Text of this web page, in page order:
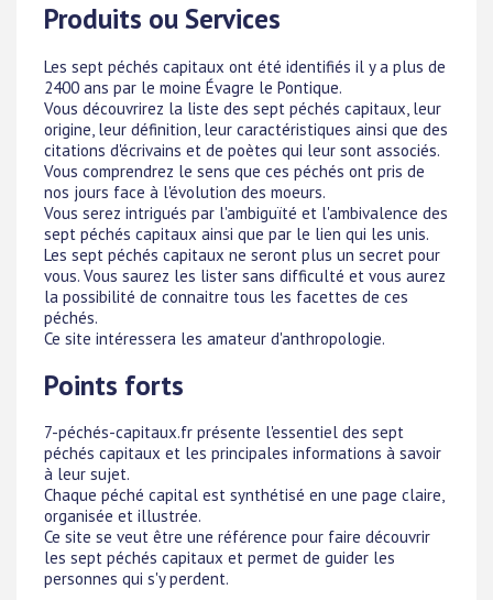
Produits ou Services
Les sept péchés capitaux ont été identifiés il y a plus de
2400 ans par le moine Évagre le Pontique.
Vous découvrirez la liste des sept péchés capitaux, leur
origine, leur définition, leur caractéristiques ainsi que des
citations d'écrivains et de poètes qui leur sont associés.
Vous comprendrez le sens que ces péchés ont pris de
nos jours face à l'évolution des moeurs.
Vous serez intrigués par l'ambiguïté et l'ambivalence des
sept péchés capitaux ainsi que par le lien qui les unis.
Les sept péchés capitaux ne seront plus un secret pour
vous. Vous saurez les lister sans difficulté et vous aurez
la possibilité de connaitre tous les facettes de ces
péchés.
Ce site intéressera les amateur d'anthropologie.
Points forts
7-péchés-capitaux.fr présente l'essentiel des sept
péchés capitaux et les principales informations à savoir
à leur sujet.
Chaque péché capital est synthétisé en une page claire,
organisée et illustrée.
Ce site se veut être une référence pour faire découvrir
les sept péchés capitaux et permet de guider les
personnes qui s'y perdent.